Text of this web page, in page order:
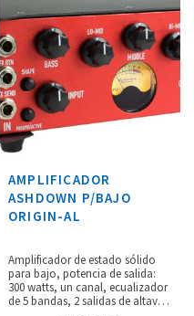
AMPLIFICADOR
ASHDOWN P/BAJO
ORIGIN-AL
Amplificador de estado sólido
para bajo, potencia de salida:
300 watts, un canal, ecualizador
de 5 bandas, 2 salidas de altavoz